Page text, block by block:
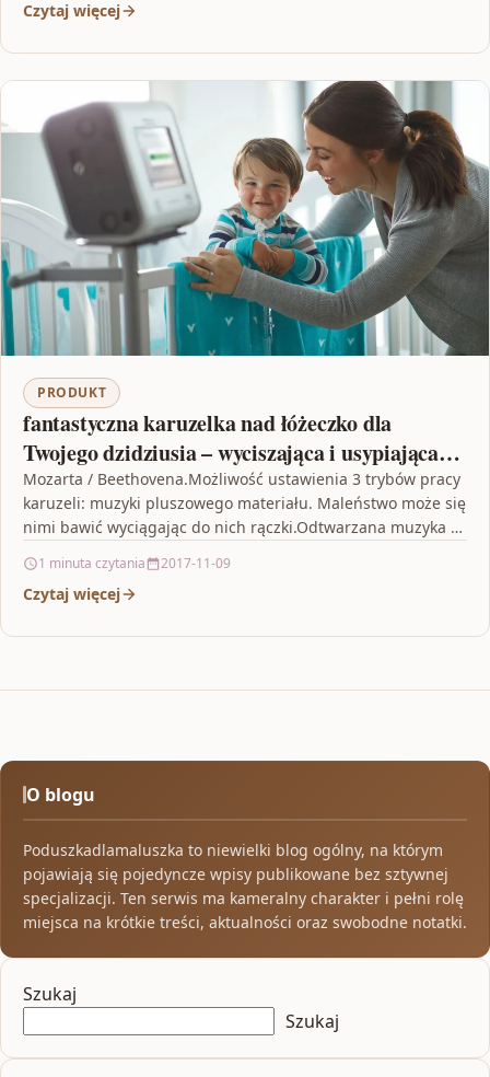
Czytaj więcej
PRODUKT
fantastyczna karuzelka nad łóżeczko dla
Twojego dzidziusia – wyciszająca i usypiająca
dziecko a jednocześnie rozwijająca zmysł słuchu
i wzroku – Karuzela z zaczarowanymi
stworzonkami.Dzięki karuzeli
Mozarta / Beethovena.Możliwość ustawienia 3 trybów pracy
karuzeli: muzyki pluszowego materiału. Maleństwo może się
nimi bawić wyciągając do nich rączki.Odtwarzana muzyka to
1 minuta czytania 2017-11-09
Czytaj więcej
O blogu
Poduszkadlamaluszka to niewielki blog ogólny, na którym
pojawiają się pojedyncze wpisy publikowane bez sztywnej
specjalizacji. Ten serwis ma kameralny charakter i pełni rolę
miejsca na krótkie treści, aktualności oraz swobodne notatki.
Szukaj
Szukaj